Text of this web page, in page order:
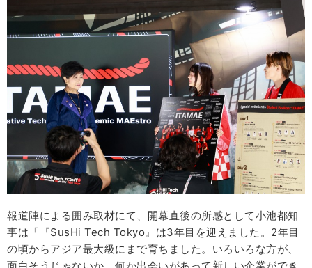
報道陣による囲み取材にて、開幕直後の所感として小池都知
事は「『SusHi Tech Tokyo』は3年目を迎えました。2年目
の頃からアジア最大級にまで育ちました。いろいろな方が、